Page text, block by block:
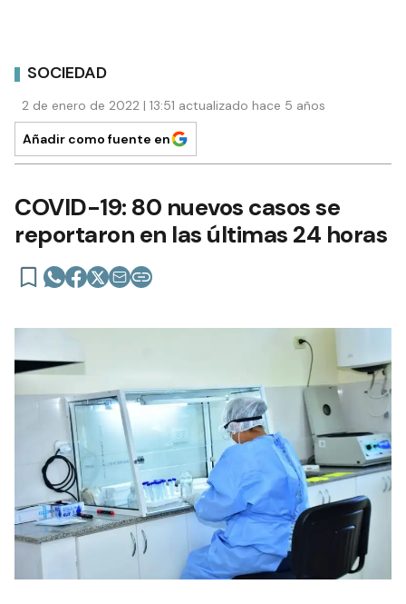
SOCIEDAD
2 de enero de 2022 | 13:51 actualizado hace 5 años
Añadir como fuente en
COVID-19: 80 nuevos casos se
reportaron en las últimas 24 horas